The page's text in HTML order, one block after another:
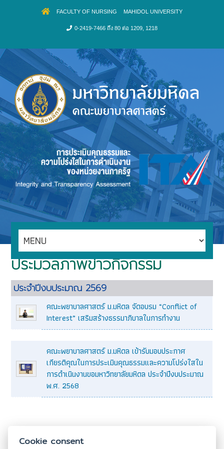
FACULTY OF NURSING MAHIDOL UNIVERSITY
0-2419-7466 ถึง 80 ต่อ 1209, 1218
ประมวลภาพข่าวกิจกรรม
ประจำปีงบประมาณ 2569
คณะพยาบาลศาสตร์ ม.มหิดล จัดอบรม “Conflict of
Interest” เสริมสร้างธรรมาภิบาลในการทำงาน
คณะพยาบาลศาสตร์ ม.มหิดล เข้ารับมอบประกาศ
เกียรติคุณในการประเมินคุณธรรมและความโปร่งใสใน
การดำเนินงานขอมหาวิทยาลัยมหิดล ประจำปีงบประมาณ
พ.ศ. 2568
Cookie consent